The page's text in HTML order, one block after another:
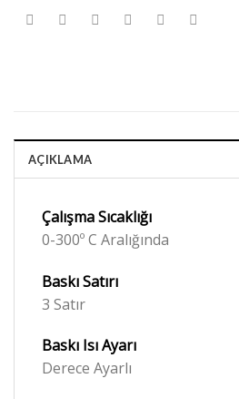
AÇIKLAMA
Çalışma Sıcaklığı
0-300º C Aralığında
Baskı Satırı
3 Satır
Baskı Isı Ayarı
Derece Ayarlı